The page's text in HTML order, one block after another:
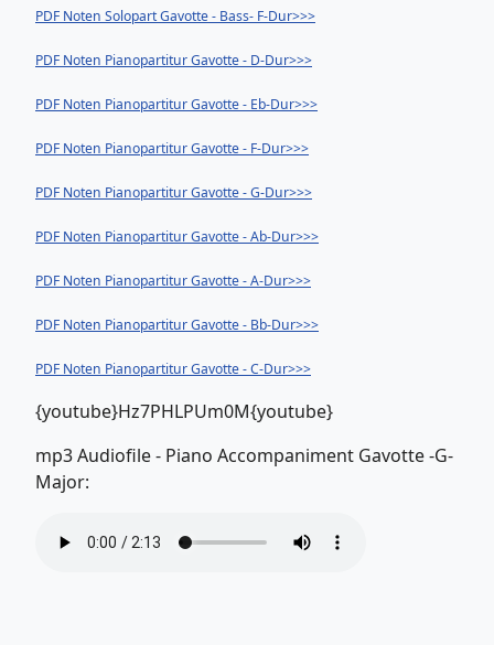
PDF Noten Solopart Gavotte - Bass- F-Dur>>>
PDF Noten Pianopartitur Gavotte - D-Dur>>>
PDF Noten Pianopartitur Gavotte - Eb-Dur>>>
PDF Noten Pianopartitur Gavotte - F-Dur>>>
PDF Noten Pianopartitur Gavotte - G-Dur>>>
PDF Noten Pianopartitur Gavotte - Ab-Dur>>>
PDF Noten Pianopartitur Gavotte - A-Dur>>>
PDF Noten Pianopartitur Gavotte - Bb-Dur>>>
PDF Noten Pianopartitur Gavotte - C-Dur>>>
{youtube}Hz7PHLPUm0M{youtube}
mp3 Audiofile - Piano Accompaniment Gavotte -G-
Major: